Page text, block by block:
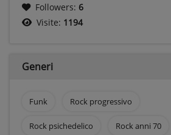
Followers: 6
Visite: 1194
Generi
Funk Rock progressivo
Rock psichedelico Rock anni 70